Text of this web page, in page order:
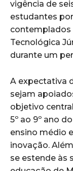
vigência de
estudantes
contemplados
Tecnológica
durante um
A expectativa
sejam
objetivo
5º ao 9º ano
ensino médio
inovação.
se estende às